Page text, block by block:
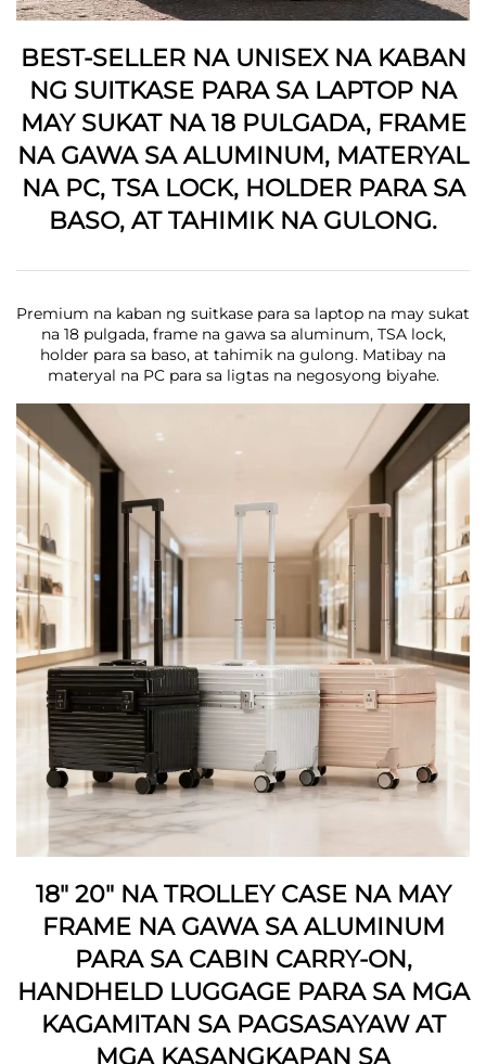
BEST-SELLER NA UNISEX NA KABAN
NG SUITKASE PARA SA LAPTOP NA
MAY SUKAT NA 18 PULGADA, FRAME
NA GAWA SA ALUMINUM, MATERYAL
NA PC, TSA LOCK, HOLDER PARA SA
BASO, AT TAHIMIK NA GULONG.
Premium na kaban ng suitkase para sa laptop na may sukat
na 18 pulgada, frame na gawa sa aluminum, TSA lock,
holder para sa baso, at tahimik na gulong. Matibay na
materyal na PC para sa ligtas na negosyong biyahe.
18" 20" NA TROLLEY CASE NA MAY
FRAME NA GAWA SA ALUMINUM
PARA SA CABIN CARRY-ON,
HANDHELD LUGGAGE PARA SA MGA
KAGAMITAN SA PAGSASAYAW AT
MGA KASANGKAPAN SA